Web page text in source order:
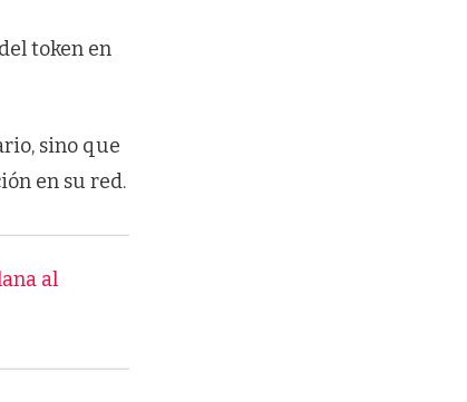
token en
sino que
en su red.
al